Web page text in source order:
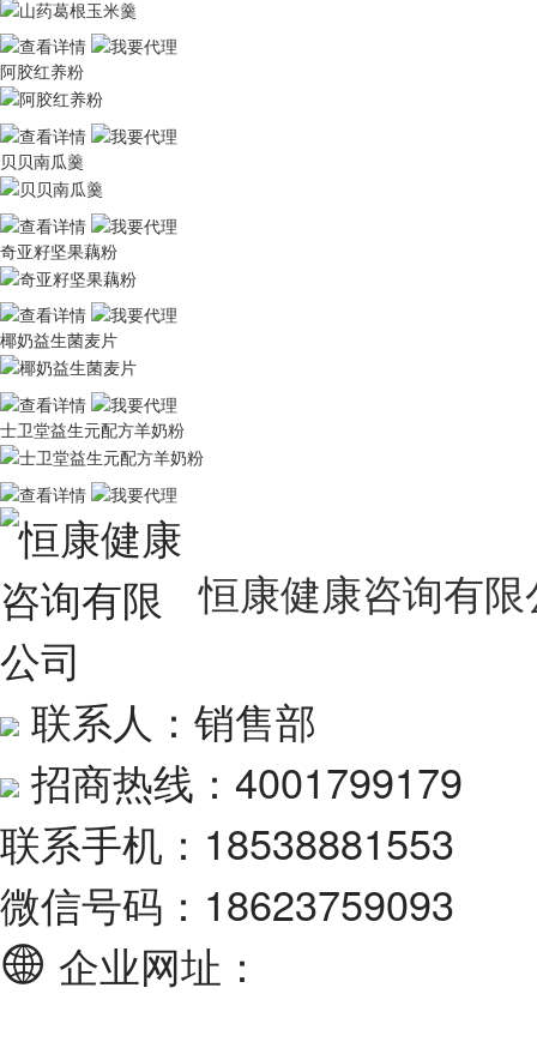
阿胶红养粉
⻉⻉南⽠羹
奇亚籽坚果藕粉
椰奶益⽣菌⻨⽚
士卫堂益生元配方羊奶粉
恒康健康咨询有
联系人：销售部
招商热线：4001799179
联系手机：18538881553
微信号码：18623759093
企业网址：